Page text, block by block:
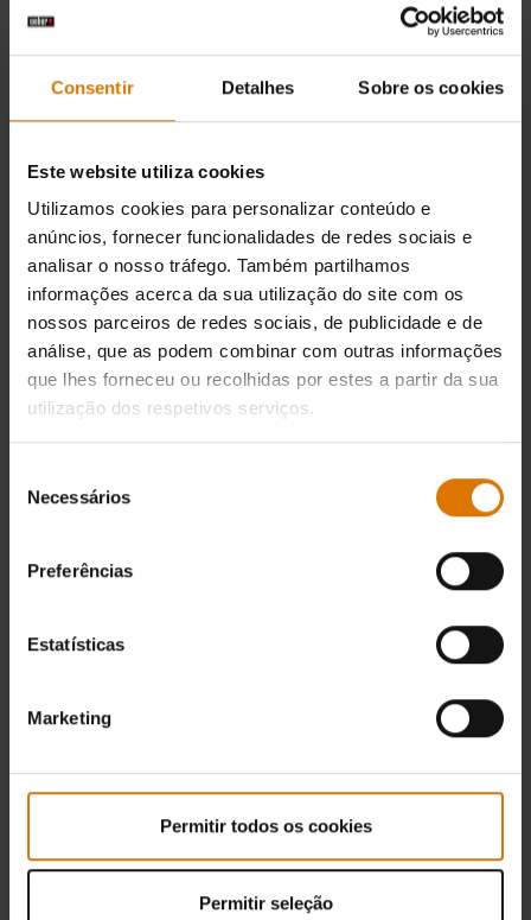
Consentir Detalhes Sobre os cookies
Este website utiliza cookies
Utilizamos cookies para personalizar conteúdo e
anúncios, fornecer funcionalidades de redes sociais e
analisar o nosso tráfego. Também partilhamos
informações acerca da sua utilização do site com os
nossos parceiros de redes sociais, de publicidade e de
análise, que as podem combinar com outras informações
que lhes forneceu ou recolhidas por estes a partir da sua
utilização dos respetivos serviços.
Necessários
Preferências
Estatísticas
Marketing
Permitir todos os cookies
Permitir seleção